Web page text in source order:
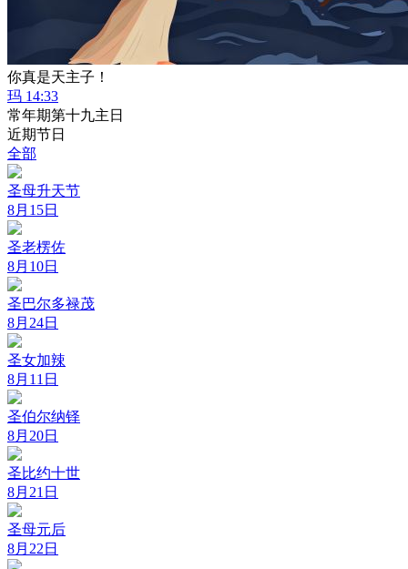
你真是天主子！
玛 14:33
常年期第十九主日
近期节日
全部
圣母升天节
8月15日
圣老楞佐
8月10日
圣巴尔多禄茂
8月24日
圣女加辣
8月11日
圣伯尔纳铎
8月20日
圣比约十世
8月21日
圣母元后
8月22日